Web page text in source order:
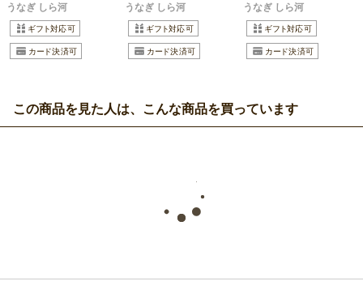
うなぎ しら河
うなぎ しら河
うなぎ しら河
この商品を見た人は、こんな商品を買っています